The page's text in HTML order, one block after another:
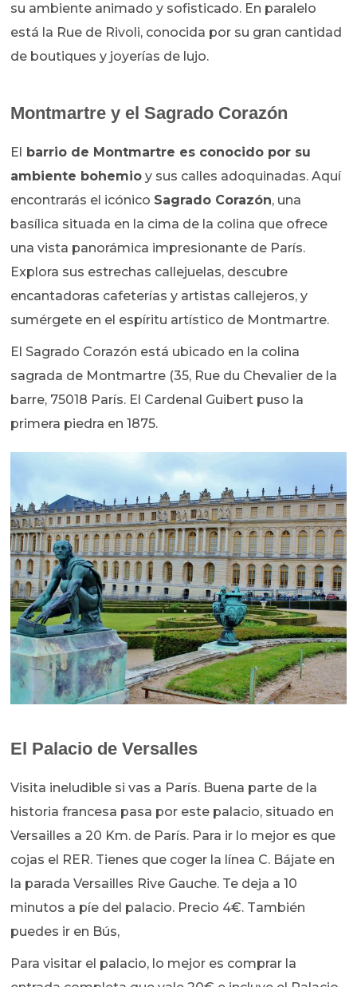
su ambiente animado y sofisticado. En paralelo
está la Rue de Rivoli, conocida por su gran cantidad
de boutiques y joyerías de lujo.
Montmartre y el Sagrado Corazón
El barrio de Montmartre es conocido por su
ambiente bohemio y sus calles adoquinadas. Aquí
encontrarás el icónico Sagrado Corazón, una
basílica situada en la cima de la colina que ofrece
una vista panorámica impresionante de París.
Explora sus estrechas callejuelas, descubre
encantadoras cafeterías y artistas callejeros, y
sumérgete en el espíritu artístico de Montmartre.
El Sagrado Corazón está ubicado en la colina
sagrada de Montmartre (35, Rue du Chevalier de la
barre, 75018 París. El Cardenal Guibert puso la
primera piedra en 1875.
El Palacio de Versalles
Visita ineludible si vas a París. Buena parte de la
historia francesa pasa por este palacio, situado en
Versailles a 20 Km. de París. Para ir lo mejor es que
cojas el RER. Tienes que coger la línea C. Bájate en
la parada Versailles Rive Gauche. Te deja a 10
minutos a píe del palacio. Precio 4€. También
puedes ir en Bús,
Para visitar el palacio, lo mejor es comprar la